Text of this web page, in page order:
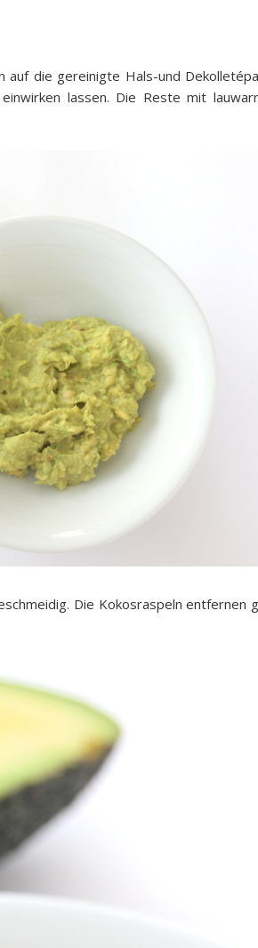
auf die gereinigte Hals-und
lassen. Die Reste mit
Die Kokosraspeln entfernen